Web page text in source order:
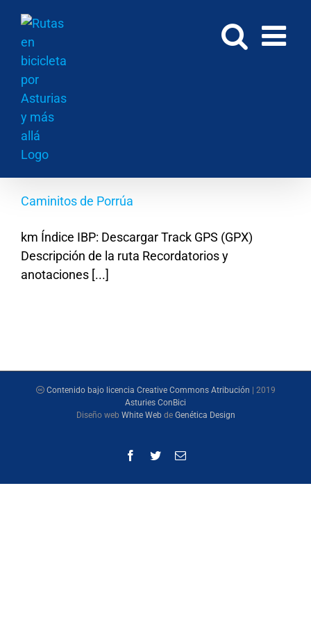
contenido
Caminitos de Porrúa
km Índice IBP: Descargar Track GPS (GPX)
Descripción de la ruta Recordatorios y
anotaciones [...]
Contenido bajo licencia Creative Commons Atribución | 2019
Asturies ConBici
Diseño web White Webde Genética Design
Facebook
TwitterCorreo